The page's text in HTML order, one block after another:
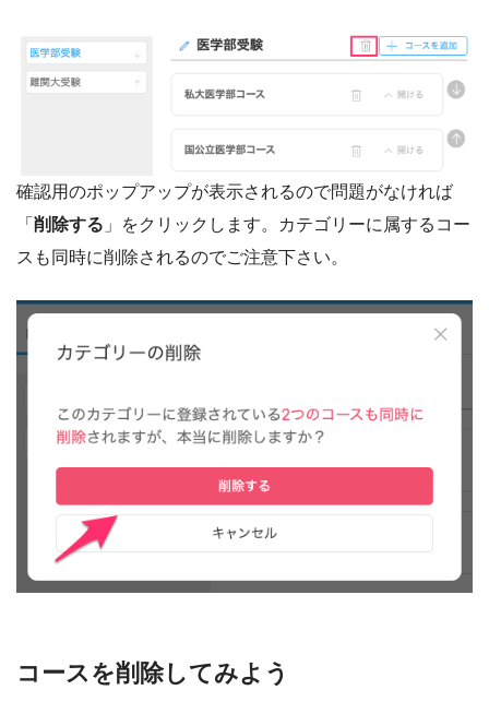
確認用のポップアップが表示されるので問題がなければ
「 削除する 」をクリックします。カテゴリーに属するコー
スも同時に削除されるのでご注意下さい。
コースを削除してみよう